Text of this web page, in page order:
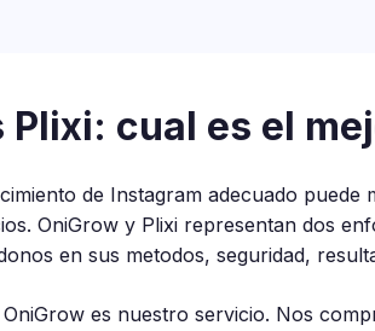
Plixi: cual es el
de Instagram adecuado
OniGrow y Plixi representan dos
en sus metodos, seguridad,
es nuestro servicio. Nos